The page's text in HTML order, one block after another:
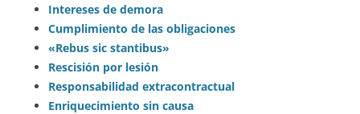
Intereses de demora
Cumplimiento de las obligaciones
«Rebus sic stantibus»
Rescisión por lesión
Responsabilidad extracontractual
Enriquecimiento sin causa